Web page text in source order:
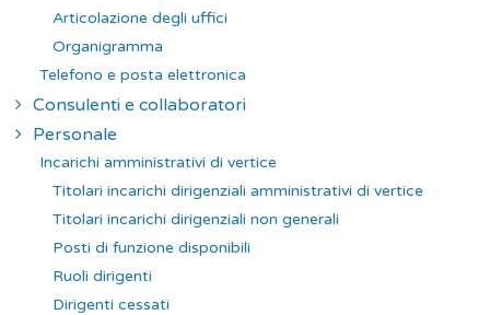
Articolazione degli uffici
Organigramma
Telefono e posta elettronica
Consulenti e collaboratori
Personale
Incarichi amministrativi di vertice
Titolari incarichi dirigenziali amministrativi di vertice
Titolari incarichi dirigenziali non generali
Posti di funzione disponibili
Ruoli dirigenti
Dirigenti cessati